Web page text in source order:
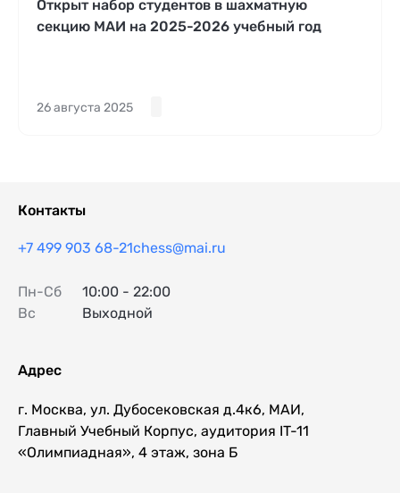
Открыт набор студентов в шахматную
секцию МАИ на 2025-2026 учебный год
26 августа 2025
Контакты
+7 499 903 68-21chess@mai.ru
Пн-Сб
10:00 - 22:00
Вс
Выходной
Адрес
г. Москва, ул. Дубосековская д.4к6, МАИ,
Главный Учебный Корпус, аудитория IT-11
«Олимпиадная», 4 этаж, зона Б